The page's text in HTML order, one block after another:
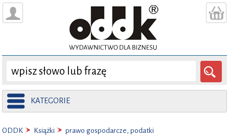
KATEGORIE
ODDK Książki prawo gospodarcze, podatki